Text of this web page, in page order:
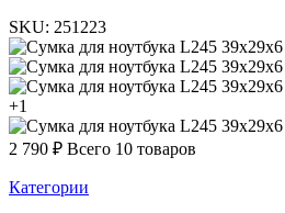
SKU: 251223
+1
2 790 ₽ Всего 10 товаров
Категории